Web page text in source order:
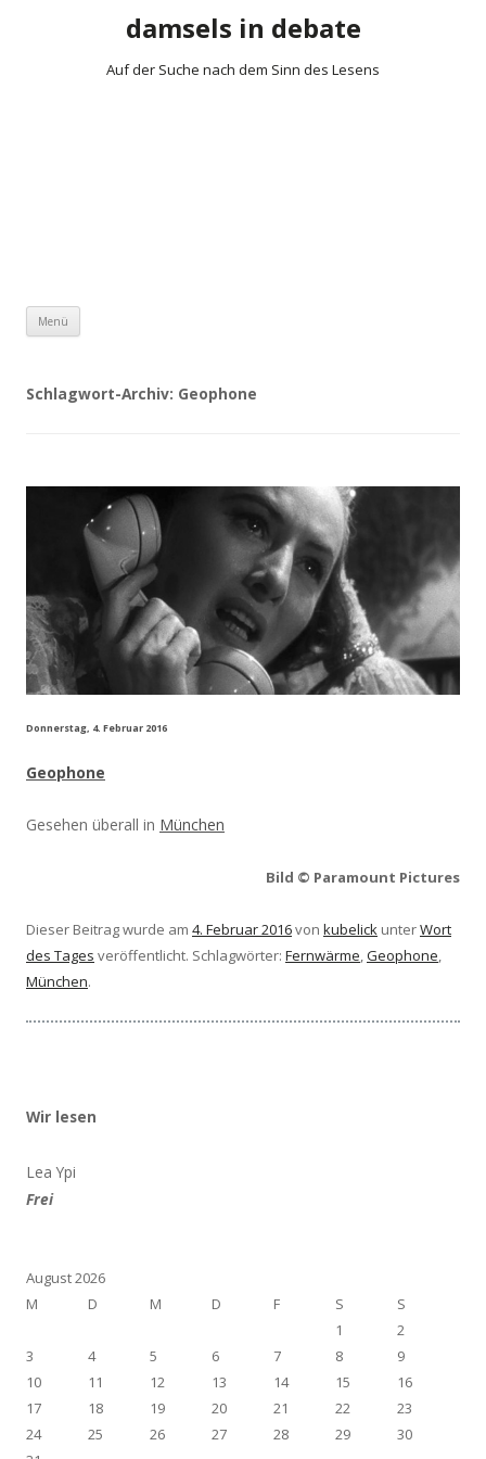
damsels in debate
Auf der Suche nach dem Sinn des Lesens
Menü
Schlagwort-Archiv: Geophone
Donnerstag, 4. Februar 2016
Geophone
Gesehen überall in München
Bild © Paramount Pictures
Dieser Beitrag wurde am 4. Februar 2016von kubelick unterWort
des Tages veröffentlicht. Schlagwörter: Fernwärme,Geophone,
München.
Wir lesen
Lea Ypi
Frei
August 2026
M
D M D F S
S
1
2
3
4 5 6 7 8
9
10
11 12 13 14 15
16
17
18 19 20 21 22
23
24
25 26 27 28 29
30